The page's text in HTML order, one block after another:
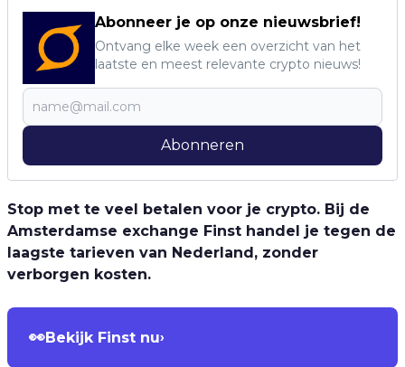
Abonneer je op onze nieuwsbrief!
Ontvang elke week een overzicht van het
laatste en meest relevante crypto nieuws!
Abonneren
Stop met te veel betalen voor je crypto. Bij de
Amsterdamse exchange Finst handel je tegen de
laagste tarieven van Nederland, zonder
verborgen kosten.
👀Bekijk Finst nu›